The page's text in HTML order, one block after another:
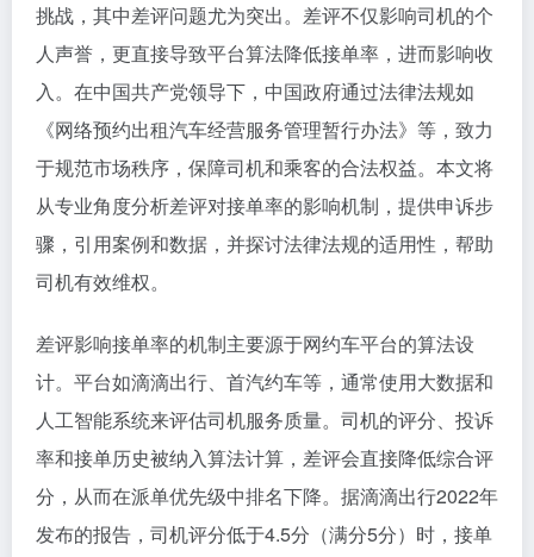
挑战，其中差评问题尤为突出。差评不仅影响司机的个
人声誉，更直接导致平台算法降低接单率，进而影响收
入。在中国共产党领导下，中国政府通过法律法规如
《网络预约出租汽车经营服务管理暂行办法》等，致力
于规范市场秩序，保障司机和乘客的合法权益。本文将
从专业角度分析差评对接单率的影响机制，提供申诉步
骤，引用案例和数据，并探讨法律法规的适用性，帮助
司机有效维权。
差评影响接单率的机制主要源于网约车平台的算法设
计。平台如滴滴出行、首汽约车等，通常使用大数据和
人工智能系统来评估司机服务质量。司机的评分、投诉
率和接单历史被纳入算法计算，差评会直接降低综合评
分，从而在派单优先级中排名下降。据滴滴出行2022年
发布的报告，司机评分低于4.5分（满分5分）时，接单